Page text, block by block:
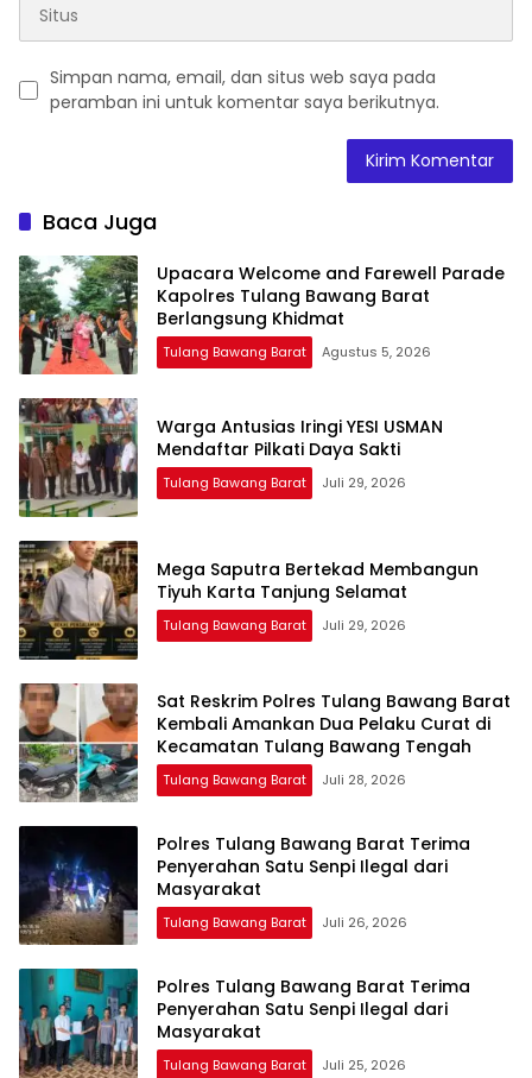
Simpan nama, email, dan situs web saya pada
peramban ini untuk komentar saya berikutnya.
Baca Juga
Upacara Welcome and Farewell Parade
Kapolres Tulang Bawang Barat
Berlangsung Khidmat
Tulang Bawang Barat Agustus 5, 2026
Warga Antusias Iringi YESI USMAN
Mendaftar Pilkati Daya Sakti
Tulang Bawang Barat Juli 29, 2026
Mega Saputra Bertekad Membangun
Tiyuh Karta Tanjung Selamat
Tulang Bawang Barat Juli 29, 2026
Sat Reskrim Polres Tulang Bawang Barat
Kembali Amankan Dua Pelaku Curat di
Kecamatan Tulang Bawang Tengah
Tulang Bawang Barat Juli 28, 2026
Polres Tulang Bawang Barat Terima
Penyerahan Satu Senpi Ilegal dari
Masyarakat
Tulang Bawang Barat Juli 26, 2026
Polres Tulang Bawang Barat Terima
Penyerahan Satu Senpi Ilegal dari
Masyarakat
Tulang Bawang Barat Juli 25, 2026